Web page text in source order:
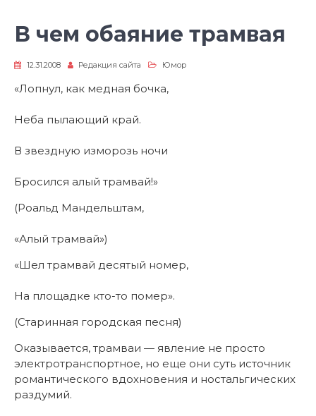
В чем обаяние трамвая
12.31.2008 Редакция сайта Юмор
«Лопнул, как медная бочка,
Неба пылающий край.
В звездную изморозь ночи
Бросился алый трамвай!»
(Роальд Мандельштам,
«Алый трамвай»)
«Шел трамвай десятый номер,
На площадке кто-то помер».
(Старинная городская песня)
Оказывается, трамваи — явление не просто
электротранспортное, но еще они суть источник
романтического вдохновения и ностальгических
раздумий.